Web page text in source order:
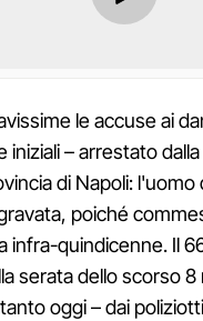
le accuse ai
iniziali – arrestato
di Napoli:
poiché
infra-quindicenne. Il
serata dello scorso
oggi – dai